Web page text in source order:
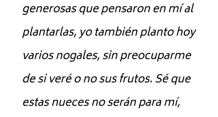
generosas que pensaron en mí al
plantarlas, yo también planto hoy
varios nogales, sin preocuparme
de si veré o no sus frutos. Sé que
estas nueces no serán para mí,